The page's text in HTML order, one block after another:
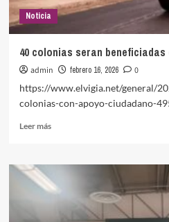
Noticia
40 colonias seran beneficiadas
admin febrero 16, 2026
0
https://www.elvigia.net/general/
colonias-con-apoyo-ciudadano-
Leer másLeer
40
seran
beneficiadas
con